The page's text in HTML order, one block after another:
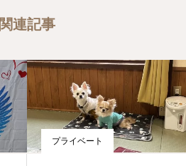
関連記事
プライベート